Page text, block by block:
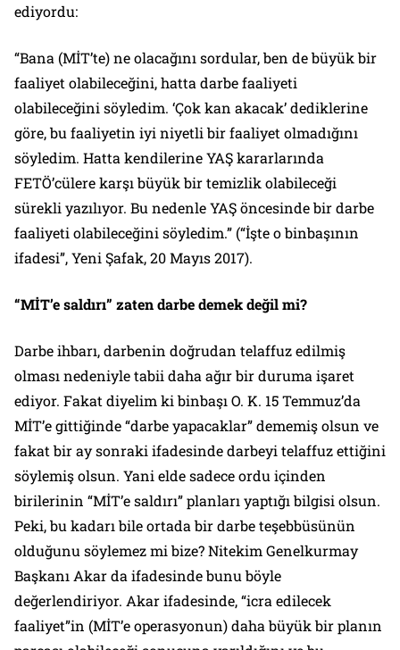
ediyordu:
“Bana (MİT’te) ne olacağını sordular, ben de büyük bir
faaliyet olabileceğini, hatta darbe faaliyeti
olabileceğini söyledim. ‘Çok kan akacak’ dediklerine
göre, bu faaliyetin iyi niyetli bir faaliyet olmadığını
söyledim. Hatta kendilerine YAŞ kararlarında
FETÖ’cülere karşı büyük bir temizlik olabileceği
sürekli yazılıyor. Bu nedenle YAŞ öncesinde bir darbe
faaliyeti olabileceğini söyledim.”(“İşte o binbaşının
ifadesi”,Yeni Şafak, 20 Mayıs 2017).
“MİT’e saldırı” zaten darbe demek değil mi?
Darbe ihbarı, darbenin doğrudan telaffuz edilmiş
olması nedeniyle tabii daha ağır bir duruma işaret
ediyor. Fakat diyelim ki binbaşı O. K. 15 Temmuz’da
MİT’e gittiğinde “darbe yapacaklar” dememiş olsun ve
fakat bir ay sonraki ifadesinde darbeyi telaffuz ettiğini
söylemiş olsun. Yani elde sadece ordu içinden
birilerinin “MİT’e saldırı” planları yaptığı bilgisi olsun.
Peki, bu kadarı bile ortada bir darbe teşebbüsünün
olduğunu söylemez mi bize? Nitekim Genelkurmay
Başkanı Akar da ifadesinde bunu böyle
değerlendiriyor. Akar ifadesinde, “icra edilecek
faaliyet”in (MİT’e operasyonun) daha büyük bir planın